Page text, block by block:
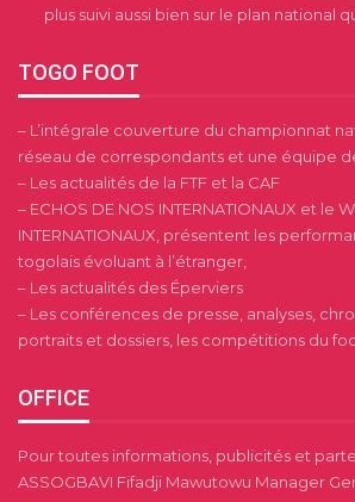
plus suivi aussi bien sur le plan national
TOGO FOOT
– L’intégrale couverture du championnat
réseau de correspondants et une équipe
– Les actualités de la FTF et la CAF
– ECHOS DE NOS INTERNATIONAUX et le
INTERNATIONAUX, présentent les
togolais évoluant à l’étranger,
– Les actualités des Éperviers
– Les conférences de presse, analyses,
portraits et dossiers, les compétitions du
OFFICE
Pour toutes informations, publicités et
ASSOGBAVI Fifadji Mawutowu Manager